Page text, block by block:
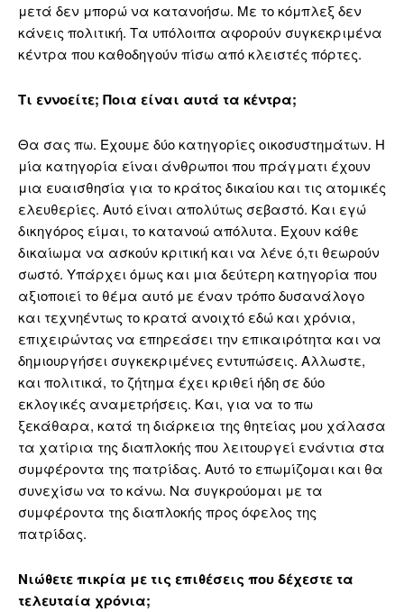
μετά δεν μπορώ να κατανοήσω. Με το κόμπλεξ δεν
κάνεις πολιτική. Τα υπόλοιπα αφορούν συγκεκριμένα
κέντρα που καθοδηγούν πίσω από κλειστές πόρτες.
Τι εννοείτε; Ποια είναι αυτά τα κέντρα;
Θα σας πω. Εχουμε δύο κατηγορίες οικοσυστημάτων. Η
μία κατηγορία είναι άνθρωποι που πράγματι έχουν
μια ευαισθησία για το κράτος δικαίου και τις ατομικές
ελευθερίες. Αυτό είναι απολύτως σεβαστό. Και εγώ
δικηγόρος είμαι, το κατανοώ απόλυτα. Εχουν κάθε
δικαίωμα να ασκούν κριτική και να λένε ό,τι θεωρούν
σωστό. Υπάρχει όμως και μια δεύτερη κατηγορία που
αξιοποιεί το θέμα αυτό με έναν τρόπο δυσανάλογο
και τεχνηέντως το κρατά ανοιχτό εδώ και χρόνια,
επιχειρώντας να επηρεάσει την επικαιρότητα και να
δημιουργήσει συγκεκριμένες εντυπώσεις. Αλλωστε,
και πολιτικά, το ζήτημα έχει κριθεί ήδη σε δύο
εκλογικές αναμετρήσεις. Και, για να το πω
ξεκάθαρα, κατά τη διάρκεια της θητείας μου χάλασα
τα χατίρια της διαπλοκής που λειτουργεί ενάντια στα
συμφέροντα της πατρίδας. Αυτό το επωμίζομαι και θα
συνεχίσω να το κάνω. Να συγκρούομαι με τα
συμφέροντα της διαπλοκής προς όφελος της
πατρίδας.
Νιώθετε πικρία με τις επιθέσεις που δέχεστε τα
τελευταία χρόνια;